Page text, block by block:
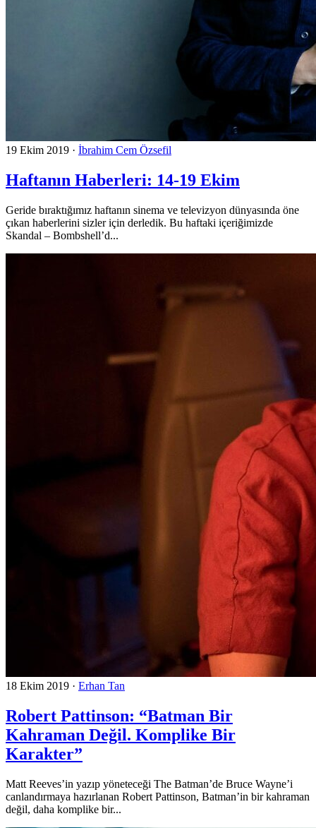
19 Ekim 2019 · İbrahim Cem Özsefil
Haftanın Haberleri: 14-19 Ekim
Geride bıraktığımız haftanın sinema ve televizyon dünyasında öne
çıkan haberlerini sizler için derledik. Bu haftaki içeriğimizde
Skandal – Bombshell’d...
18 Ekim 2019 · Erhan Tan
Robert Pattinson: “Batman Bir
Kahraman Değil. Komplike Bir
Karakter”
Matt Reeves’in yazıp yöneteceği The Batman’de Bruce Wayne’i
canlandırmaya hazırlanan Robert Pattinson, Batman’in bir kahraman
değil, daha komplike bir...